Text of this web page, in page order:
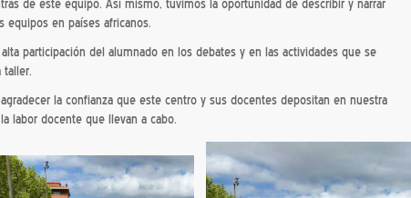
de este equipo. Así mismo, tuvimos la oportunidad de describir y narrar
equipos en países africanos.
participación del alumnado en los debates y en las actividades que se
taller.
la confianza que este centro y sus docentes depositan en nuestra
labor docente que llevan a cabo.